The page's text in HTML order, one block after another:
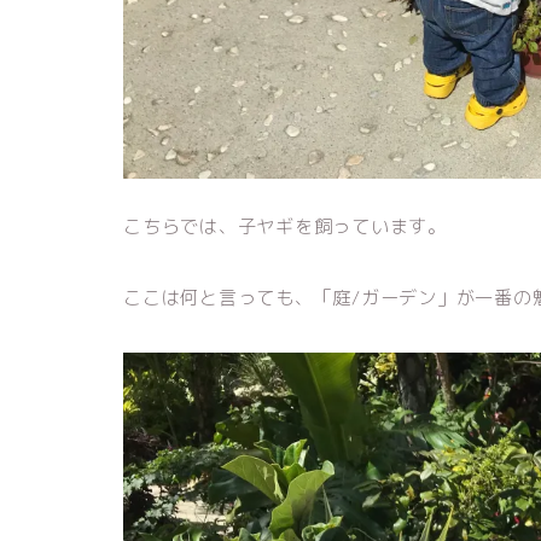
こちらでは、子ヤギを飼っています。
ここは何と言っても、「庭/ガーデン」が一番の